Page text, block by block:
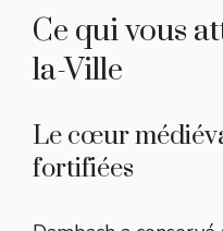
Ce qui vous
la-Ville
Le cœur
fortifiées